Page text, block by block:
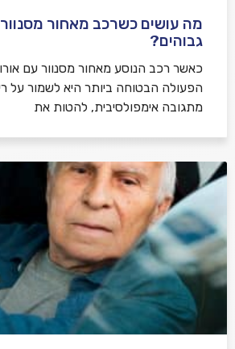
מה עושים כשרכב מאחור
גבוהים?
כאשר רכב הנוסע מאחור מסנוור עם
הפעולה הבטוחה ביותר היא לשמור על
מתגובה אימפולסיבית, להטות את